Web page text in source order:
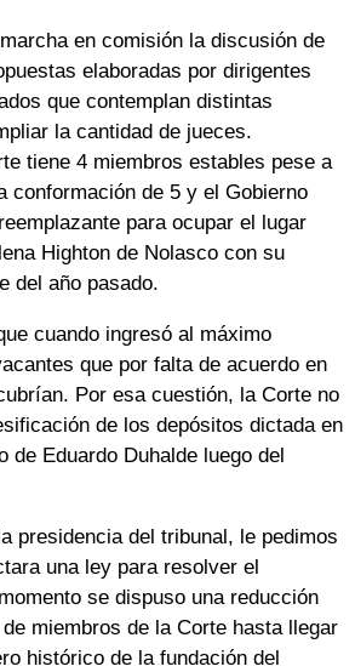
en comisión la discusión de
elaboradas por dirigentes
que contemplan distintas
la cantidad de jueces.
tiene 4 miembros estables pese a
conformación de 5 y el Gobierno
para ocupar el lugar
Highton de Nolasco con su
del año pasado.
cuando ingresó al máximo
que por falta de acuerdo en
Por esa cuestión, la Corte no
de los depósitos dictada en
de Eduardo Duhalde luego del
presidencia del tribunal, le pedimos
una ley para resolver el
se dispuso una reducción
miembros de la Corte hasta llegar
histórico de la fundación del